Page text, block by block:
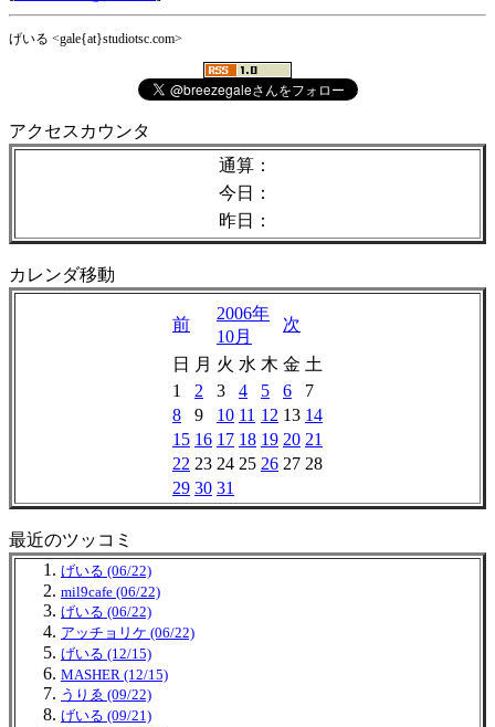
げいる <gale{at}studiotsc.com>
アクセスカウンタ
通算：
今日：
昨日：
カレンダ移動
前
2006年
10月
次
日 月 火 水 木 金 土
1
2 3 4 5 6
7
8
9 10 11 12 13 14
15 16 17 18 19 20 21
22 23 24 25 26 27 28
29 30 31
最近のツッコミ
げいる (06/22)
mil9cafe (06/22)
げいる (06/22)
アッチョリケ (06/22)
げいる (12/15)
MASHER (12/15)
うりゑ (09/22)
げいる (09/21)